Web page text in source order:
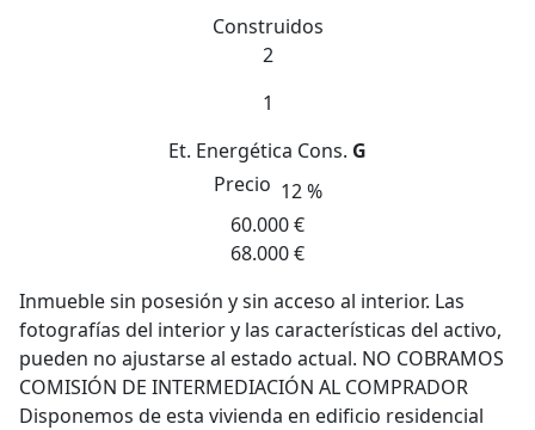
Construidos
2
1
Et. Energética Cons. G
Precio 12 %
60.000 €
68.000 €
Inmueble sin posesión y sin acceso al interior. Las
fotografías del interior y las características del activo,
pueden no ajustarse al estado actual. NO COBRAMOS
COMISIÓN DE INTERMEDIACIÓN AL COMPRADOR
Disponemos de esta vivienda en edificio residencial